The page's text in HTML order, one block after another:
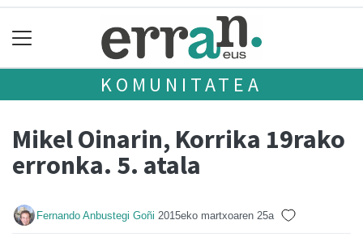
KOMUNITATEA
Mikel Oinarin, Korrika 19rako
erronka. 5. atala
Fernando Anbustegi Goñi 2015eko martxoaren 25a